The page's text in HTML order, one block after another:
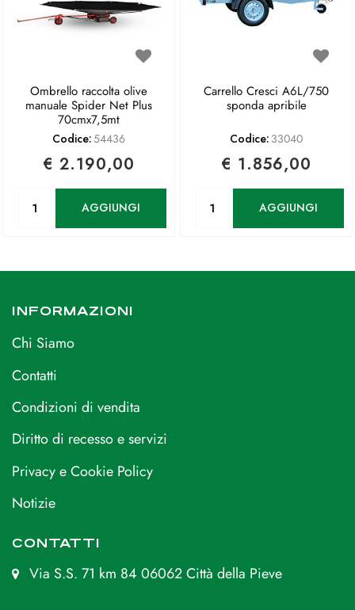
Ombrello raccolta olive
manuale Spider Net Plus
70cmx7,5mt
Codice:54436
€ 2.190,00
AGGIUNGI
Carrello Cresci A6L/750
sponda apribile
Codice: 33040
€ 1.856,00
AGGIUNGI
INFORMAZIONI
Chi Siamo
Contatti
Condizioni di vendita
Diritto di recesso e servizi
Privacy e Cookie Policy
Notizie
CONTATTI
Via S.S. 71 km 84 06062 Città della Pieve